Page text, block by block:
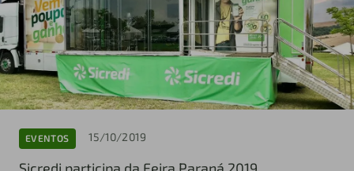
EVENTOS 15/10/2019